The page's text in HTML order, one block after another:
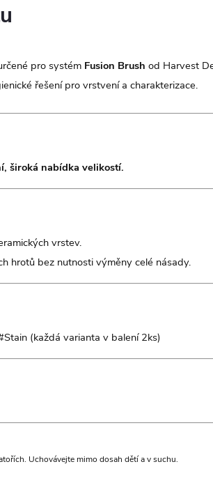
pro systém Fusion Brush od Harvest
řešení pro vrstvení a charakterizace.
široká nabídka velikostí.
vrstev.
hrotů bez nutnosti výměny celé násady.
(každá varianta v balení 2ks)
Uchovávejte mimo dosah dětí a v suchu.